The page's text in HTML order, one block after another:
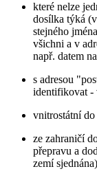
které nelze
dosílka týká
stejného
všichni a v
např. datem
s adresou
identifikovat -
vnitrostátní do
ze zahraničí
přepravu a
zemí